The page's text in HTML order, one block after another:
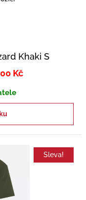
Khaki S
Kč
Sleva!